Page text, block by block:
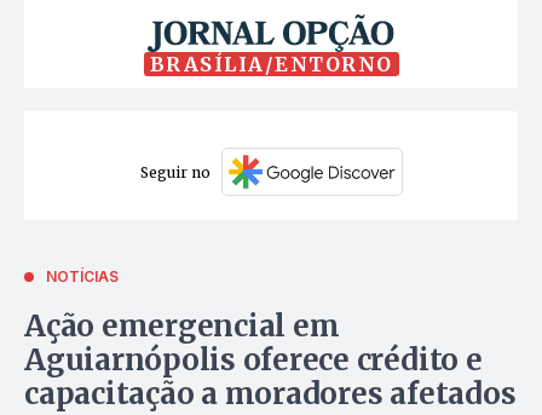
BRASÍLIA/ENTORNO
Seguir no
NOTÍCIAS
Ação emergencial em
Aguiarnópolis oferece crédito e
capacitação a moradores afetados